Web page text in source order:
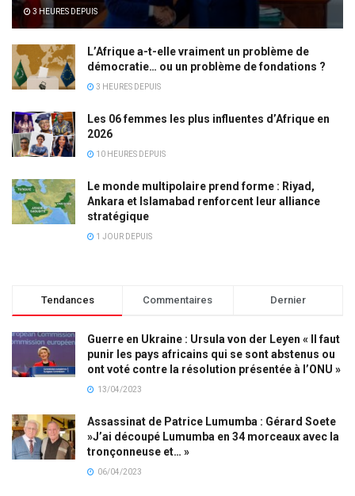
3 HEURES DEPUIS
L’Afrique a-t-elle vraiment un problème de
démocratie… ou un problème de fondations ?
3 HEURES DEPUIS
Les 06 femmes les plus influentes d’Afrique en
2026
10 HEURES DEPUIS
Le monde multipolaire prend forme : Riyad,
Ankara et Islamabad renforcent leur alliance
stratégique
1 JOUR DEPUIS
Tendances Commentaires Dernier
Guerre en Ukraine : Ursula von der Leyen « Il faut
punir les pays africains qui se sont abstenus ou
ont voté contre la résolution présentée à l’ONU »
13/04/2023
Assassinat de Patrice Lumumba : Gérard Soete
»J’ai découpé Lumumba en 34 morceaux avec la
tronçonneuse et… »
06/04/2023